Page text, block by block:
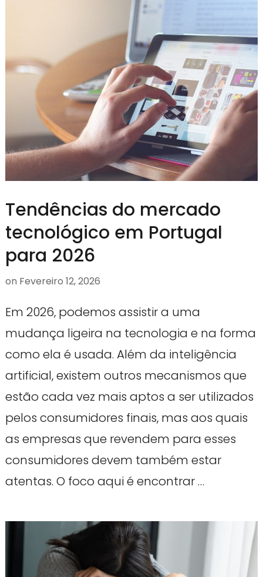
Tendências do mercado
tecnológico em Portugal
para 2026
on Fevereiro 12, 2026
Em 2026, podemos assistir a uma
mudança ligeira na tecnologia e na forma
como ela é usada. Além da inteligência
artificial, existem outros mecanismos que
estão cada vez mais aptos a ser utilizados
pelos consumidores finais, mas aos quais
as empresas que revendem para esses
consumidores devem também estar
atentas. O foco aqui é encontrar …